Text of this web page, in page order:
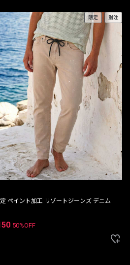
限定 別注
ペイント加工 リゾートジーンズ デニム
50%OFF